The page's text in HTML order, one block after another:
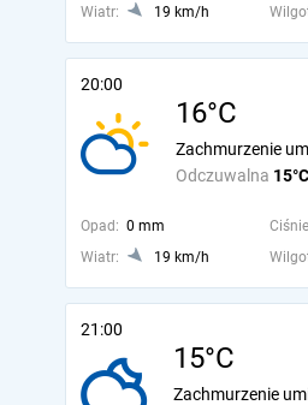
Wiatr:
19 km/h
20:00
16°C
Odczuwalna 15°C
Zachmurzenie
Opad: 0 mm
Wiatr:
19 km/h
21:00
15°C
Zachmurzenie